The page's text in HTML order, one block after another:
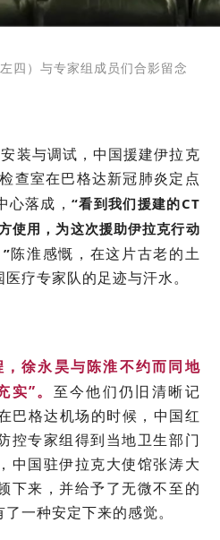
四）与专家组成员们合影留念
装与调试，中国援建伊拉克
查室在巴格达新冠肺炎定点
心落成，“看到我们援建的CT
使用，为这次援助伊拉克行动
陈淮感慨，在这片古老的土
疗专家队的足迹与汗水。
徐永昊与陈淮不约而同地
”。
至今他们仍旧清晰记
巴格达机场的时候，中国红
控专家组得到当地卫生部门
中国驻伊拉克大使馆张涛大
下来，并给予了无微不至的
一种安定下来的感觉。